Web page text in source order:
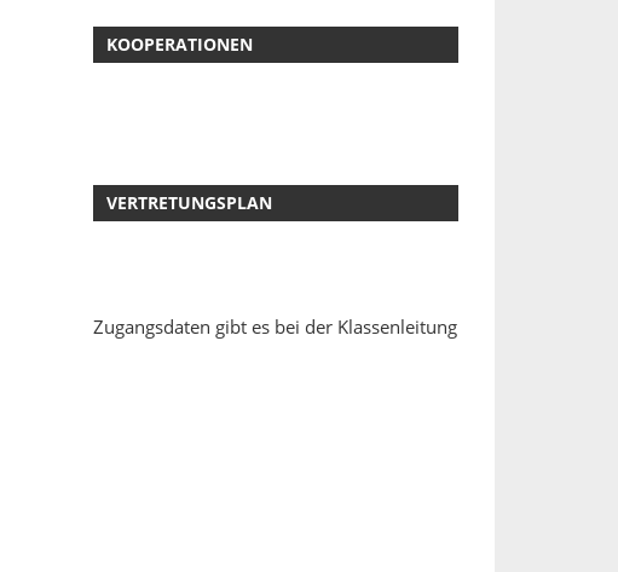
KOOPERATIONEN
VERTRETUNGSPLAN
Zugangsdaten gibt es bei der Klassenleitung